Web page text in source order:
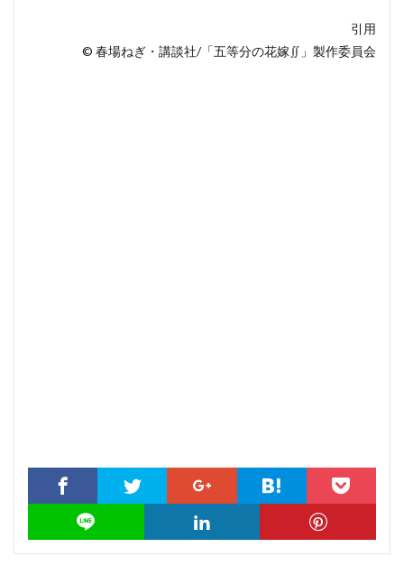
引用
© 春場ねぎ・講談社/「五等分の花嫁∬」製作委員会